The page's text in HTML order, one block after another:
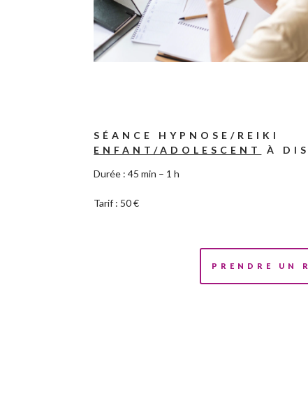
SÉANCE HYPNOSE/REIKI
ENFANT/ADOLESCENT
À
Durée : 45 min – 1 h
Tarif : 50 €
PRENDRE UN